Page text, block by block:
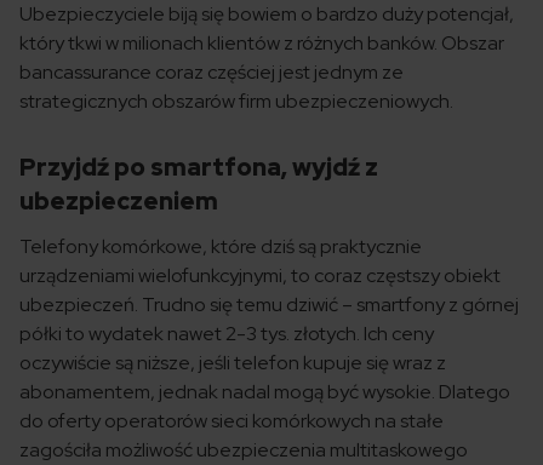
Ubezpieczyciele biją się bowiem o bardzo duży potencjał,
który tkwi w milionach klientów z różnych banków. Obszar
bancassurance coraz częściej jest jednym ze
strategicznych obszarów firm ubezpieczeniowych.
Przyjdź po smartfona, wyjdź z
ubezpieczeniem
Telefony komórkowe, które dziś są praktycznie
urządzeniami wielofunkcyjnymi, to coraz częstszy obiekt
ubezpieczeń. Trudno się temu dziwić – smartfony z górnej
półki to wydatek nawet 2-3 tys. złotych. Ich ceny
oczywiście są niższe, jeśli telefon kupuje się wraz z
abonamentem, jednak nadal mogą być wysokie. Dlatego
do oferty operatorów sieci komórkowych na stałe
zagościła możliwość ubezpieczenia multitaskowego